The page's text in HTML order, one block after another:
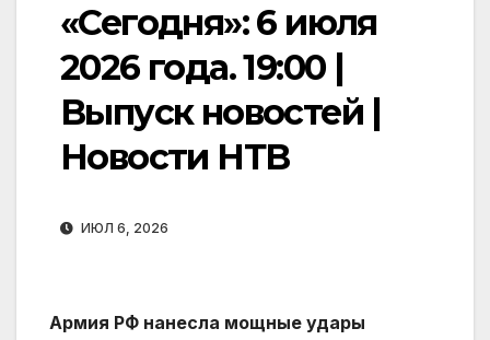
«Сегодня»: 6 июля
2026 года. 19:00 |
Выпуск новостей |
Новости НТВ
ИЮЛ 6, 2026
Армия РФ нанесла мощные удары